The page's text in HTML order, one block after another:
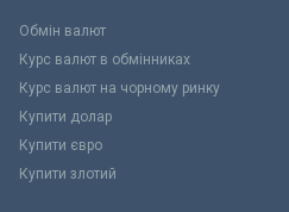
Обмін валют
Курс валют в обмінниках
Курс валют на чорному ринку
Купити долар
Купити євро
Купити злотий